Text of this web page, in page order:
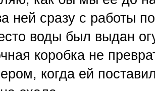
ней сразу с работы
воды был выдан
коробка не
когда ей